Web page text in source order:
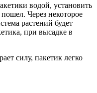
водой, установить
Через некоторое
растений будет
при высадке в
силу, пакетик легко